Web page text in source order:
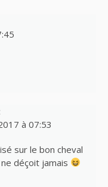
à 07:53
sur le bon cheval
déçoit jamais